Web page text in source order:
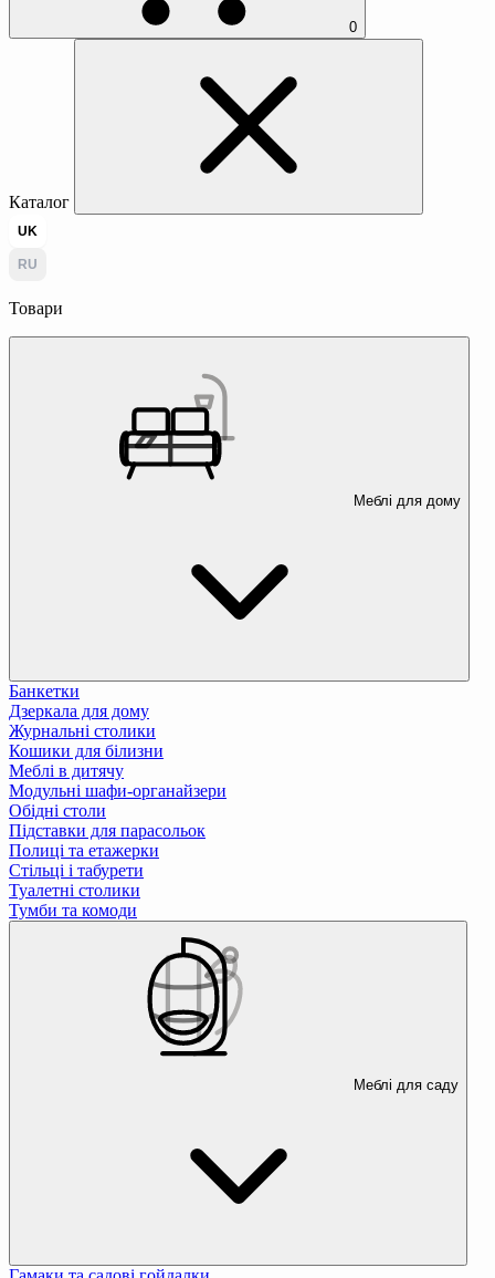
0
Каталог
UK
RU
Товари
Меблі для дому
Банкетки
Дзеркала для дому
Журнальні столики
Кошики для білизни
Меблі в дитячу
Модульні шафи-органайзери
Обідні столи
Підставки для парасольок
Полиці та етажерки
Стільці і табурети
Туалетні столики
Тумби та комоди
Меблі для саду